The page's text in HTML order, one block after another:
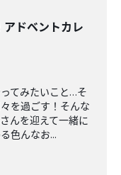
ドベントカレ
てみたいこと…そ
を過ごす！そんな
んを迎えて一緒に
色んなお...